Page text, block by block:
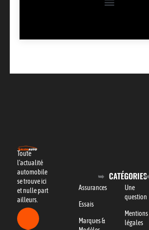
Toute
l’actualité
automobile
se trouve ici
et nulle part
ailleurs.
CATÉGORIES
Assurances
Essais
Marques &
Une
question
Mentions
légales